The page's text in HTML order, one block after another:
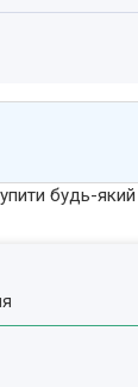
будь-